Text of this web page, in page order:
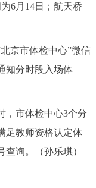
投资项目
6月14日；航天桥
京市体检中心”微信
知分时段入场体
市体检中心3个分
足教师资格认定体
询。（孙乐琪）